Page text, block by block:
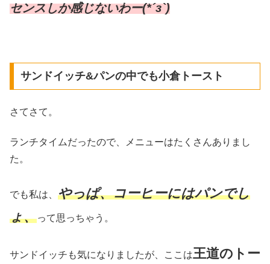
センスしか感じないわー(*´з`)
サンドイッチ&パンの中でも小倉トースト
さてさて。
ランチタイムだったので、メニューはたくさんありまし
た。
でも私は、 やっぱ、コーヒーにはパンでし
ょ、って思っちゃう。
サンドイッチも気になりましたが、ここは王道のトー